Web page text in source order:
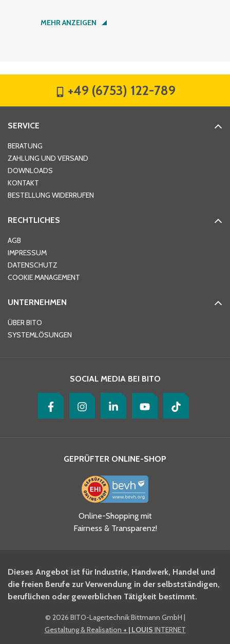
Nachname*
Hausnummer
Ort*
Telefon
Ja, ich habe die
Datenschutzhinweise gelesen
und akzeptiere diese.
BITO Newsletter Fachwissen
Intralogistiker anmelden.
Ja, ich möchte mich für den
BITO Shop-Newsletter
MEHR ANZEIGEN
+49 (6753) 122-789
SERVICE
BERATUNG
ZAHLUNG UND VERSAND
DOWNLOADS
KONTAKT
BESTELLUNG WIDERRUFEN
RECHTLICHES
AGB
IMPRESSUM
DATENSCHUTZ
COOKIE MANAGEMENT
UNTERNEHMEN
ÜBER BITO
SYSTEMLÖSUNGEN
SOCIAL MEDIA BEI BITO
GEPRÜFTER ONLINE-SHOP
Online-Shopping mit
Fairness & Transparenz!
Dieses Angebot ist für Industrie, Handwerk, Handel und
die freien Berufe zur Verwendung in der selbstständigen,
beruflichen oder gewerblichen Tätigkeit bestimmt.
© 2026 BITO-Lagertechnik Bittmann GmbH |
Gestaltung & Realisation + | LOUIS INTERNET